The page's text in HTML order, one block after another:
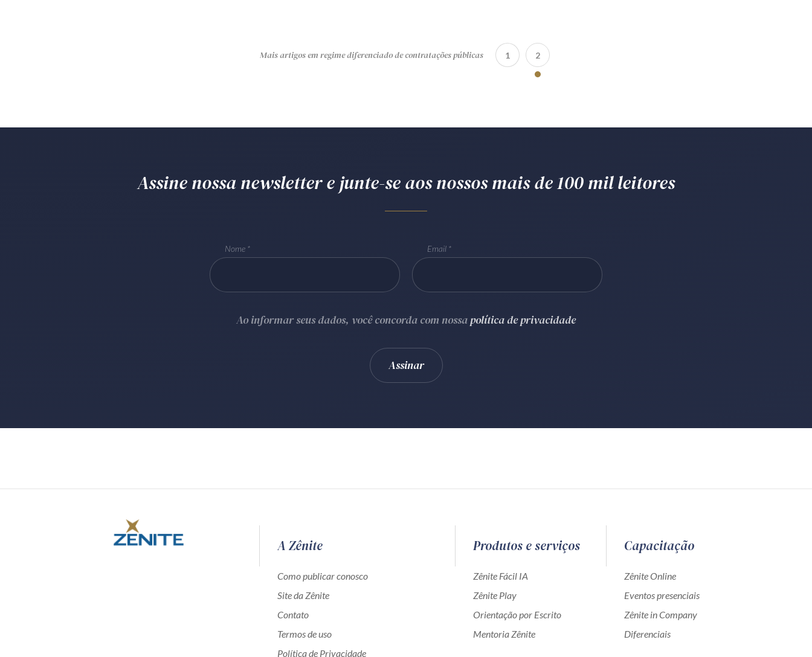
Mais artigos em regime diferenciado de contratações públicas 1 2
Assine nossa newsletter e junte-se aos nossos mais de 100 mil leitores
Nome Email
Ao informar seus dados, você concorda com nossapolítica de privacidade
A Zênite
Como publicar conosco
Site da Zênite
Contato
Termos de uso
Política de Privacidade
Produtos e serviços
Zênite Fácil IA
Zênite Play
Orientação por Escrito
Mentoria Zênite
Capacitação
Zênite Online
Eventos presenciais
Zênite in Company
Diferenciais